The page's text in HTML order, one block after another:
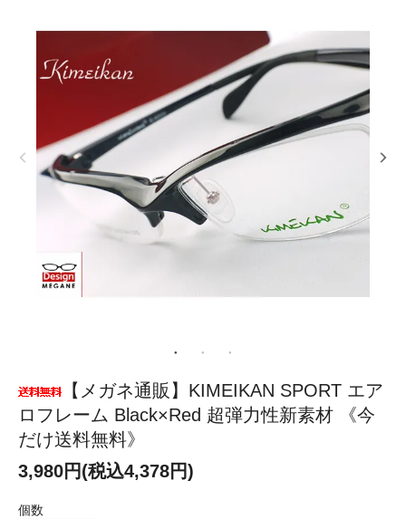
【メガネ通販】KIMEIKAN SPORT エア
ロフレーム Black×Red 超弾力性新素材 《今
だけ送料無料》
3,980円(税込4,378円)
個数